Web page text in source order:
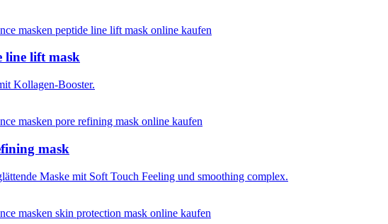
line lift mask
Kollagen-Booster.
mask
Maske mit Soft Touch Feeling und smoothing complex.